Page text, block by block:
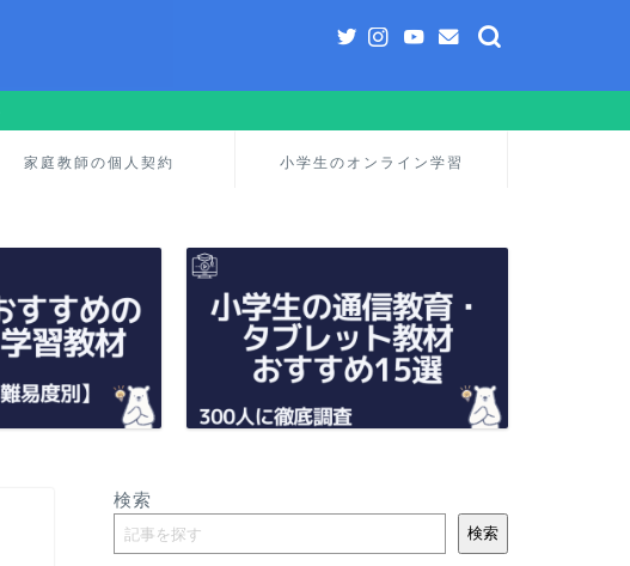
家庭教師の個人契約 小学生のオンライン学習
検索
検索